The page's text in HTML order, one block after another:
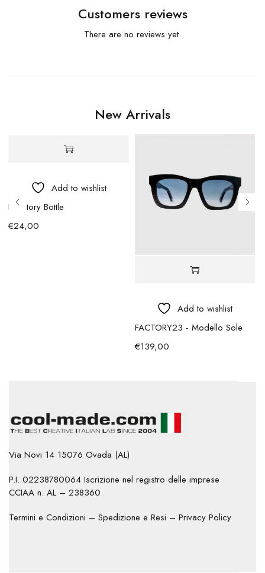
Customers reviews
There are no reviews yet.
New Arrivals
Add to wishlist
BFactory Bottle
€24,00
Add to wishlist
FACTORY23 - Modello Sole
€139,00
Via Novi 14 15076 Ovada (AL)
P.I. 02238780064 Iscrizione nel registro delle imprese
CCIAA n. AL – 238360
Termini e Condizioni – Spedizione e Resi – Privacy Policy